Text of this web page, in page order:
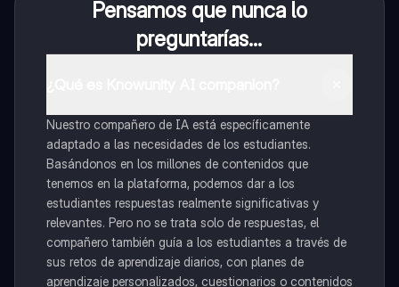
Pensamos que nunca lo
preguntarías...
Nuestro compañero de IA está específicamente
adaptado a las necesidades de los estudiantes.
Basándonos en los millones de contenidos que
tenemos en la plataforma, podemos dar a los
estudiantes respuestas realmente significativas y
relevantes. Pero no se trata solo de respuestas, el
compañero también guía a los estudiantes a través de
sus retos de aprendizaje diarios, con planes de
aprendizaje personalizados, cuestionarios o contenidos